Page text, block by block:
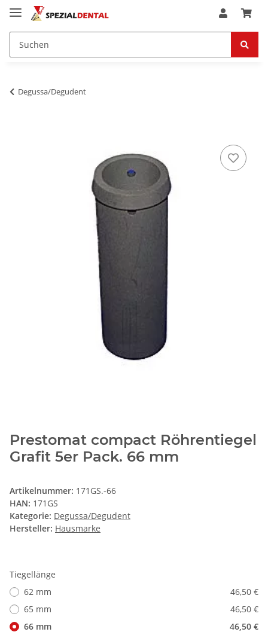
Degussa/Degudent
Prestomat compact Röhrentiegel
Grafit 5er Pack. 66 mm
Artikelnummer: 171GS.-66
HAN: 171GS
Kategorie: Degussa/Degudent
Hersteller: Hausmarke
Tiegellänge
62 mm
46,50 €
65 mm
46,50 €
66 mm
46,50 €